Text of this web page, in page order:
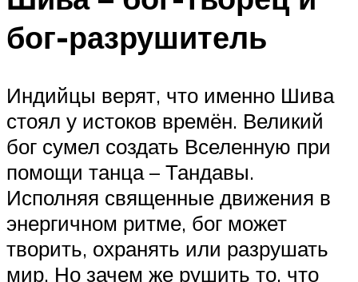
бог-разрушитель
Индийцы верят, что именно Шива
стоял у истоков времён. Великий
бог сумел создать Вселенную при
помощи танца – Тандавы.
Исполняя священные движения в
энергичном ритме, бог может
творить, охранять или разрушать
мир. Но зачем же рушить то, что